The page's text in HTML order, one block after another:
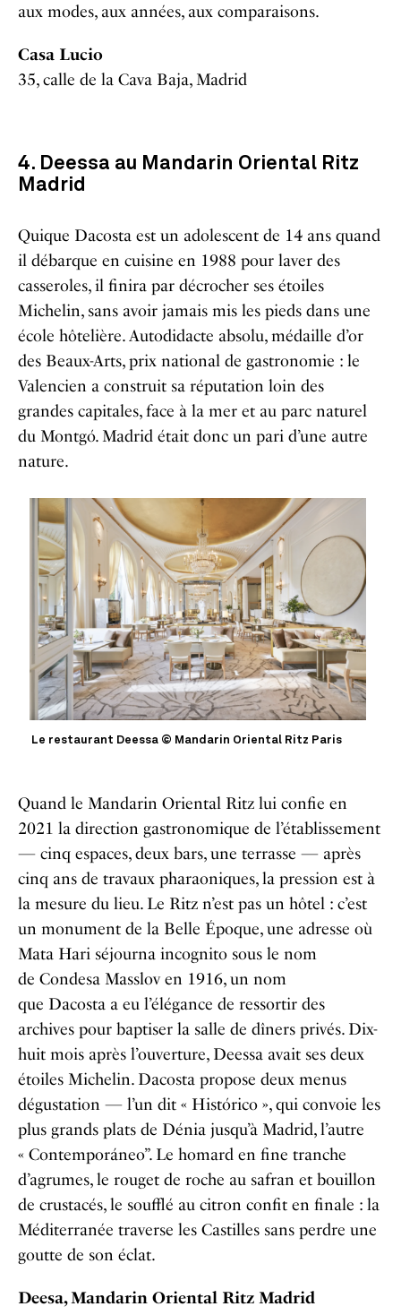
aux modes, aux années, aux comparaisons.
Casa Lucio
35, calle de la Cava Baja, Madrid
4. Deessa au Mandarin Oriental Ritz
Madrid
Quique Dacosta est un adolescent de 14 ans quand
il débarque en cuisine en 1988 pour laver des
casseroles, il finira par décrocher ses étoiles
Michelin, sans avoir jamais mis les pieds dans une
école hôtelière. Autodidacte absolu, médaille d’or
des Beaux-Arts, prix national de gastronomie : le
Valencien a construit sa réputation loin des
grandes capitales, face à la mer et au parc naturel
du Montgó. Madrid était donc un pari d’une autre
nature.
Le restaurant Deessa © Mandarin Oriental Ritz Paris
Quand le Mandarin Oriental Ritz lui confie en
2021 la direction gastronomique de l’établissement
— cinq espaces, deux bars, une terrasse — après
cinq ans de travaux pharaoniques, la pression est à
la mesure du lieu. Le Ritz n’est pas un hôtel : c’est
un monument de la Belle Époque, une adresse où
Mata Hari séjourna incognito sous le nom
de Condesa Masslov en 1916, un nom
que Dacosta a eu l’élégance de ressortir des
archives pour baptiser la salle de dîners privés. Dix-
huit mois après l’ouverture, Deessa avait ses deux
étoiles Michelin. Dacosta propose deux menus
dégustation — l’un dit « Histórico », qui convoie les
plus grands plats de Dénia jusqu’à Madrid, l’autre
« Contemporáneo”. Le homard en fine tranche
d’agrumes, le rouget de roche au safran et bouillon
de crustacés, le soufflé au citron confit en finale : la
Méditerranée traverse les Castilles sans perdre une
goutte de son éclat.
Deesa, Mandarin Oriental Ritz Madrid